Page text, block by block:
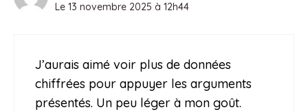
Le 13 novembre 2025 à 12h44
J’aurais aimé voir plus de données
chiffrées pour appuyer les arguments
présentés. Un peu léger à mon goût.